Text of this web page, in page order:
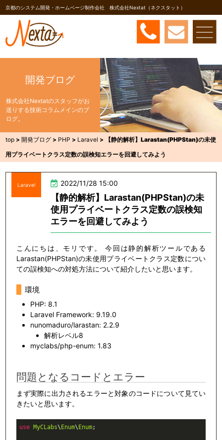
京都のシステム開発・ホームページ制作会社 株式会社Nextat（ネクスタット）
開発ブログ
株式会社Nextatのスタッフがお
送りする技術コラムメインのブ
ログ。
top >開発ブログ > PHP > Laravel >
【静的解析】Larastan(PHPStan)の未使
用プライベートクラス定数の誤検知エラーを回避してみよう
Laravel 2022/11/28 15:00
【静的解析】Larastan(PHPStan)の未
使用プライベートクラス定数の誤検知
エラーを回避してみよう
こんにちは、モリです。 今回は静的解析ツールである
Larastan(PHPStan)の未使用プライベートクラス定数につい
ての誤検知への対処方法について紹介したいと思います。
環境
PHP: 8.1
Laravel Framework: 9.19.0
nunomaduro/larastan: 2.2.9
解析レベル8
myclabs/php-enum: 1.83
問題となるコードとエラー
まず実際に出力されるエラーと対象のコードについて見てい
きたいと思います。
use MyCLabs\Enum\Enum;